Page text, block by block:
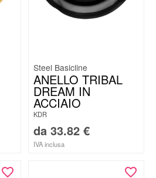
Steel Basicline
ANELLO TRIBAL
DREAM IN
ACCIAIO
KDR
da 33.82 €
IVA inclusa